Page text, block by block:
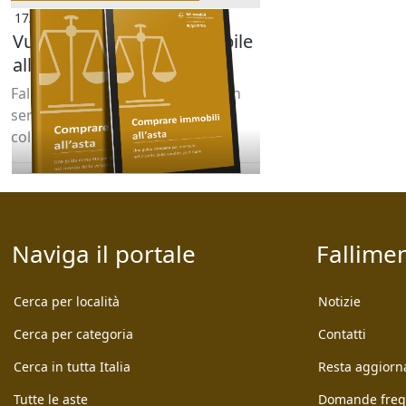
17/07/2025
Vuoi acquistare un immobile
all’asta? Siamo qui per
aiutarti.
Fallimenti.it è al tuo fianco con un
servizio di consulenza gratuito in
collaborazione con Quimmo. [...]
Naviga il portale
Cerca per località
Cerca per categoria
Cerca in tutta Italia
Tutte le aste
Notizie
Contatti
Resta
Domande